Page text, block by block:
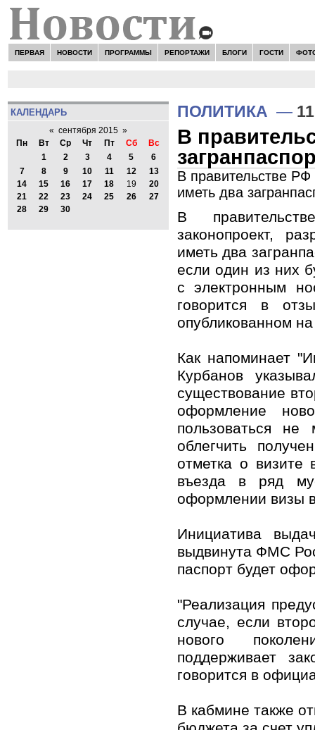
ПЕРВАЯ НОВОСТИ ПРОГРАММЫ РЕПОРТАЖИ БЛОГИ ГОСТИ
КАЛЕНДАРЬ
« сентября 2015 »
Пн
Вт Ср Чт Пт Сб
Вс
1
2 3 4 5
6
7
8 9 10 11 12
13
14
15 16 17 18 19
20
21
22 23 24 25 26
27
28
29 30
ПОЛИТИКА —
В
В правительстве
иметь два
В
законопроект,
иметь два
если один из них
с электронным
говорится в
опубликованном
Как напоминает
Курбанов
существование
оформление
пользоваться не
облегчить
отметка о визите
въезда в ряд
оформлении визы
Инициатива
выдвинута ФМС
паспорт будет
"Реализация
случае, если
нового
поддерживает
говорится в
В кабмине также